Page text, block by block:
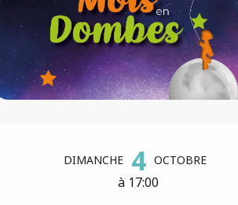
et
DIMANCHE 4 OCTOBRE
à 17:00